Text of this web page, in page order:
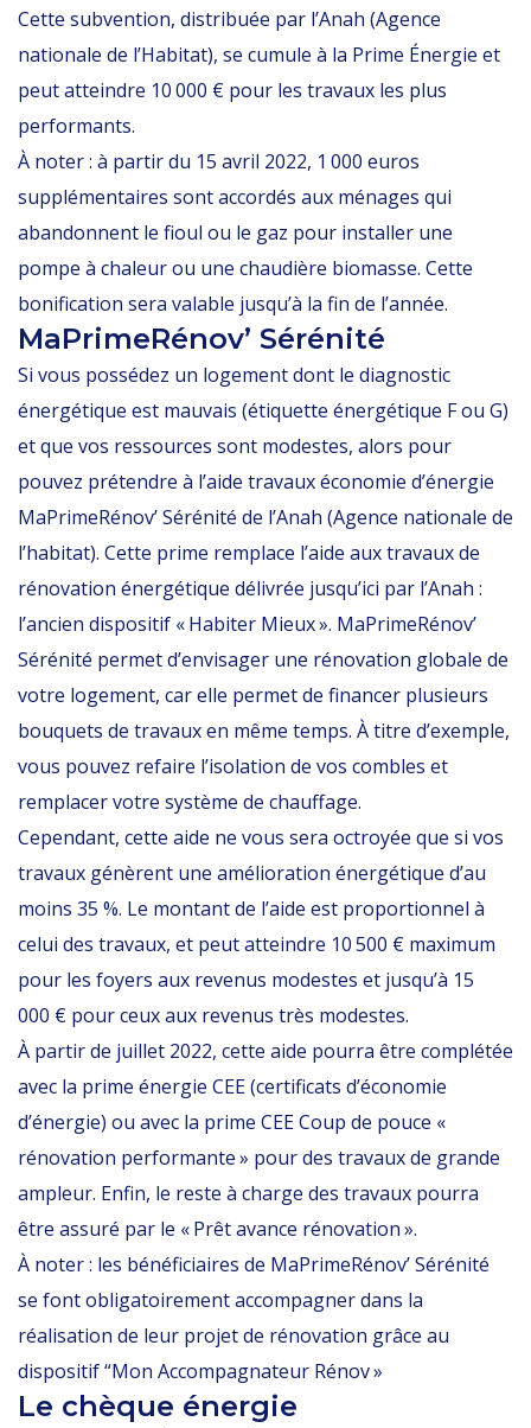
Cette subvention, distribuée par l’Anah (Agence
nationale de l’Habitat), se cumule à la Prime Énergie et
peut atteindre 10 000 € pour les travaux les plus
performants.
À noter : à partir du 15 avril 2022, 1 000 euros
supplémentaires sont accordés aux ménages qui
abandonnent le fioul ou le gaz pour installer une
pompe à chaleur ou une chaudière biomasse. Cette
bonification sera valable jusqu’à la fin de l’année.
MaPrimeRénov’ Sérénité
Si vous possédez un logement dont le diagnostic
énergétique est mauvais (étiquette énergétique F ou G)
et que vos ressources sont modestes, alors pour
pouvez prétendre à l’aide travaux économie d’énergie
MaPrimeRénov’ Sérénité de l’Anah (Agence nationale de
l’habitat). Cette prime remplace l’aide aux travaux de
rénovation énergétique délivrée jusqu’ici par l’Anah :
l’ancien dispositif « Habiter Mieux ». MaPrimeRénov’
Sérénité permet d’envisager une rénovation globale de
votre logement, car elle permet de financer plusieurs
bouquets de travaux en même temps. À titre d’exemple,
vous pouvez refaire l’isolation de vos combles et
remplacer votre système de chauffage.
Cependant, cette aide ne vous sera octroyée que si vos
travaux génèrent une amélioration énergétique d’au
moins 35 %. Le montant de l’aide est proportionnel à
celui des travaux, et peut atteindre 10 500 € maximum
pour les foyers aux revenus modestes et jusqu’à 15
000 € pour ceux aux revenus très modestes.
À partir de juillet 2022, cette aide pourra être complétée
avec la prime énergie CEE (certificats d’économie
d’énergie) ou avec la prime CEE Coup de pouce «
rénovation performante » pour des travaux de grande
ampleur. Enfin, le reste à charge des travaux pourra
être assuré par le « Prêt avance rénovation ».
À noter : les bénéficiaires de MaPrimeRénov’ Sérénité
se font obligatoirement accompagner dans la
réalisation de leur projet de rénovation grâce au
dispositif “Mon Accompagnateur Rénov »
Le chèque énergie